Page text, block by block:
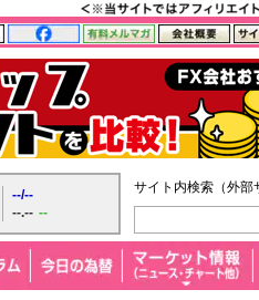
--/--
--.-- --
サイト内検索（外部